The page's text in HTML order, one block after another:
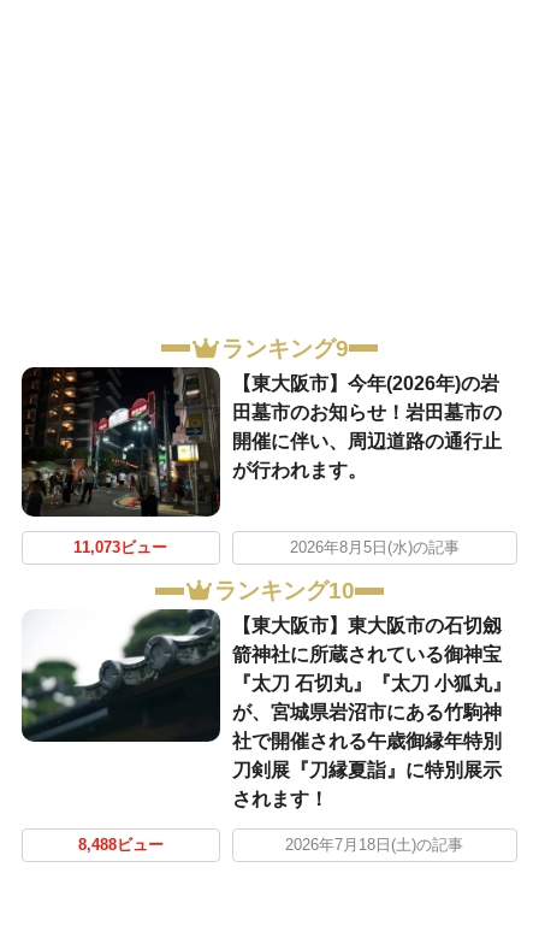
ランキング9
【東大阪市】今年(2026年)の岩
田墓市のお知らせ！岩田墓市の
開催に伴い、周辺道路の通行止
が行われます。
11,073ビュー 2026年8月5日(水)の記事
ランキング10
【東大阪市】東大阪市の石切劔
箭神社に所蔵されている御神宝
『太刀 石切丸』『太刀 小狐丸』
が、宮城県岩沼市にある竹駒神
社で開催される午歳御縁年特別
刀剣展『刀縁夏詣』に特別展示
されます！
8,488ビュー 2026年7月18日(土)の記事